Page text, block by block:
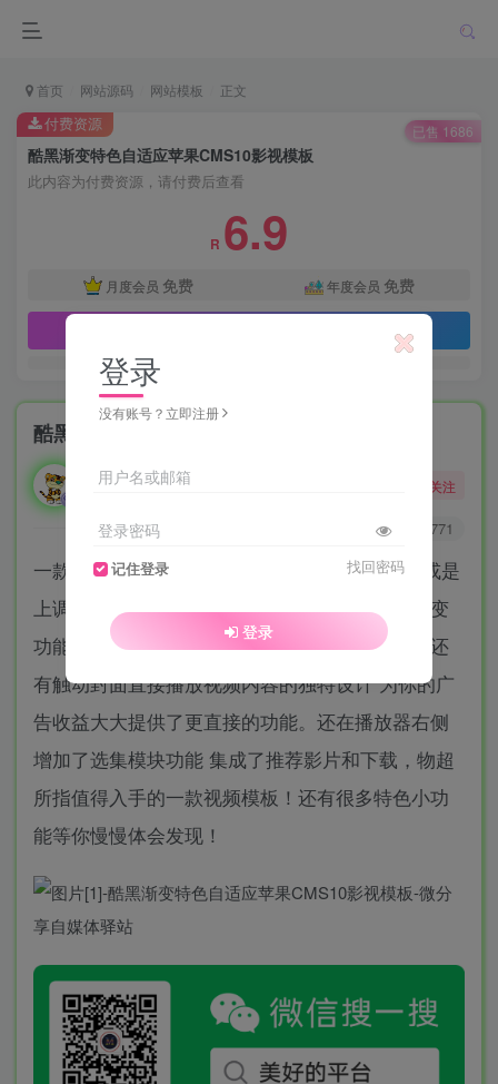
首页 网站源码 网站模板 正文
酷黑渐变特色自适应苹果CMS10影视模板
此内容为付费资源，请付费后查看
R 6.9
月度会员 免费 年度会员 免费
付费资源 已售 1686
酷黑渐变特色自适应苹果CMS10影视模板
勇敢的大野狼 关注
3390 771
一款酷黑模板 整个布局以黑色为主 用户在下滑或是
上调页面时具有颜色由深变浅或浅变深的颜色渐变
功能！完美自适应所有市面上的电子视频设备。还
有触动封面直接播放视频内容的独特设计 为你的广
告收益大大提供了更直接的功能。还在播放器右侧
增加了选集模块功能 集成了推荐影片和下载，物超
所指值得入手的一款视频模板！还有很多特色小功
能等你慢慢体会发现！
登录
没有账号？立即注册
用户名或邮箱
登录密码
记住登录 找回密码
登录